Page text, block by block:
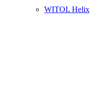
WITOL Helix